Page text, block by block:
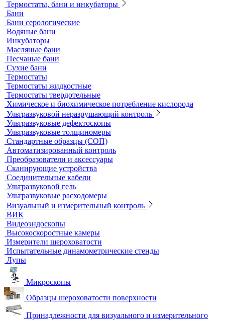
Расходные материалы
Ареометры
Калибровочные расстворы и реагенты
Комплектующие для КФК
Принадлежности к штативам
Специальные наборы для фотометров
Стекла предметные и покровные
Системы капиллярного электрофореза
Стерилизация и дезинфекция
Сушильные шкафы и муфельные печи
Муфельные печи
Шкафы сушильные
Электропечи низкотемпературные
Термостаты, бани и инкубаторы
Бани
Бани серологические
Водяные бани
Инкубаторы
Масляные бани
Песчаные бани
Сухие бани
Термостаты
Термостаты жидкостные
Термостаты твердотельные
Химическое и биохимическое потребление кислорода
Ультразвуковой неразрушающий контроль
Ультразвуковые дефектоскопы
Ультразвуковые толщиномеры
Стандартные образцы (СОП)
Автоматизированный контроль
Преобразователи и аксессуары
Сканирующие устройства
Соединительные кабели
Ультразвуковой гель
Ультразвуковые расходомеры